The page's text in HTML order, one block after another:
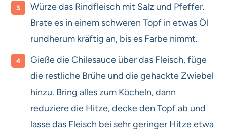
Würze das Rindfleisch mit Salz und Pfeffer.
Brate es in einem schweren Topf in etwas Öl
rundherum kräftig an, bis es Farbe nimmt.
Gieße die Chilesauce über das Fleisch, füge
die restliche Brühe und die gehackte Zwiebel
hinzu. Bring alles zum Köcheln, dann
reduziere die Hitze, decke den Topf ab und
lasse das Fleisch bei sehr geringer Hitze etwa